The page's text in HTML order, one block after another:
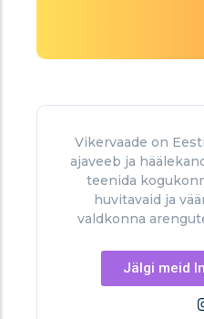
Vikervaade on
ajaveeb ja
teenida
huvitavaid ja
valdkonna
Jälgi meid